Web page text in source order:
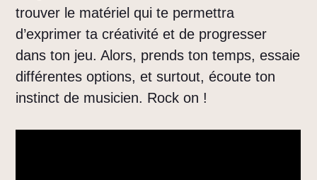
trouver le matériel qui te permettra
d’exprimer ta créativité et de progresser
dans ton jeu. Alors, prends ton temps, essaie
différentes options, et surtout, écoute ton
instinct de musicien. Rock on !